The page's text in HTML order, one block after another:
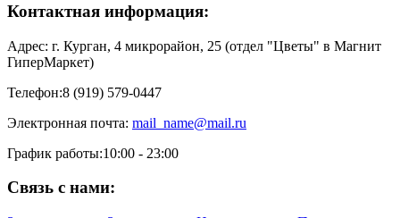
Контактная информация:
Адрес: г. Курган, 4 микрорайон, 25 (отдел "Цветы" в Магнит
ГиперМаркет)
Телефон:8 (919) 579-0447
Электронная почта: mail_name@mail.ru
График работы:10:00 - 23:00
Связь с нами: